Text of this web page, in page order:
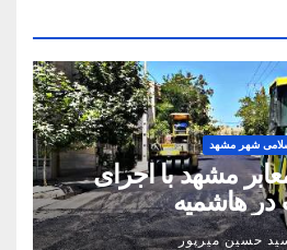
شهر مشهد
مشهد با اجرای
در هاشمیه
حسین میرپور